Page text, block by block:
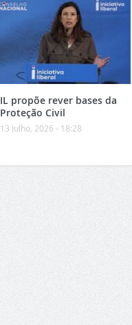
IL propõe rever bases da
Proteção Civil
13 Julho, 2026 - 18:28